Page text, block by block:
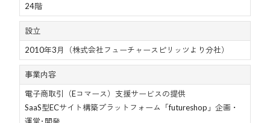
24階
設立
2010年3月（株式会社フューチャースピリッツより分社）
事業内容
電子商取引（Eコマース）支援サービスの提供
SaaS型ECサイト構築プラットフォーム「futureshop」企画・